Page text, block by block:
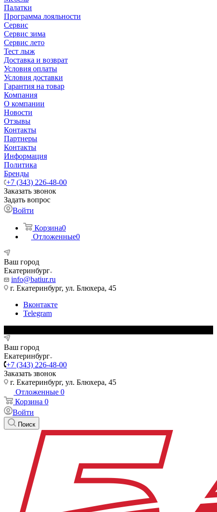
Палатки
Программа лояльности
Сервис
Сервис зима
Сервис лето
Тест лыж
Доставка и возврат
Условия оплаты
Условия доставки
Гарантия на товар
Компания
О компании
Новости
Отзывы
Контакты
Партнеры
Контакты
Информация
Политика
Бренды
+7 (343) 226-48-00
Заказать звонок
Задать вопрос
Войти
Корзина0
Отложенные0
Ваш город
Екатеринбург
info@batiur.ru
г. Екатеринбург, ул. Блюхера, 45
Вконтакте
Telegram
Ваш город
Екатеринбург
+7 (343) 226-48-00
Заказать звонок
г. Екатеринбург, ул. Блюхера, 45
Отложенные 0
Корзина 0
Войти
Поиск